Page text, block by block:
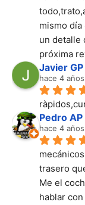
mismo
un detalle
próxima
Javier GP
hace 4 años
Pedro AP
hace 4 años
trasero
Me el
hablar